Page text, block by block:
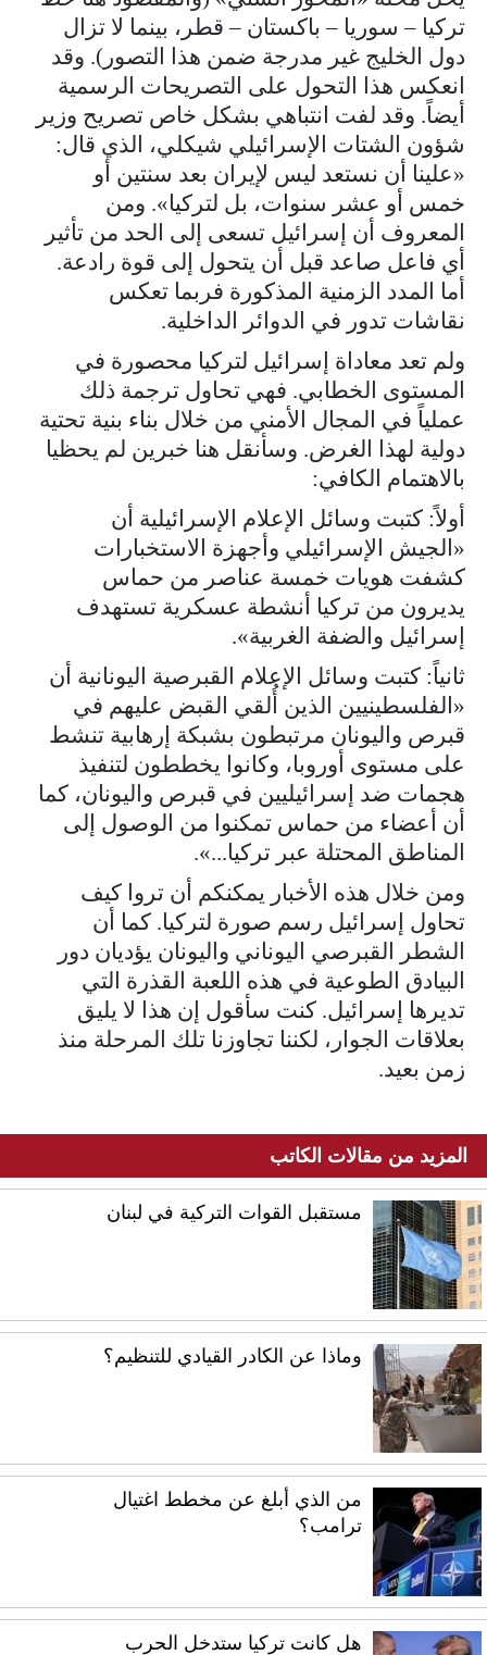
تركيا – سوريا – باكستان – قطر، بينما لا تزال
دول الخليج غير مدرجة ضمن هذا التصور). وقد
انعكس هذا التحول على التصريحات الرسمية
أيضاً. وقد لفت انتباهي بشكل خاص تصريح وزير
شؤون الشتات الإسرائيلي شيكلي، الذي قال:
«علينا أن نستعد ليس لإيران بعد سنتين أو
خمس أو عشر سنوات، بل لتركيا». ومن
المعروف أن إسرائيل تسعى إلى الحد من تأثير
أي فاعل صاعد قبل أن يتحول إلى قوة رادعة.
أما المدد الزمنية المذكورة فربما تعكس
نقاشات تدور في الدوائر الداخلية.
ولم تعد معاداة إسرائيل لتركيا محصورة في
المستوى الخطابي. فهي تحاول ترجمة ذلك
عملياً في المجال الأمني من خلال بناء بنية تحتية
دولية لهذا الغرض. وسأنقل هنا خبرين لم يحظيا
بالاهتمام الكافي:
أولاً: كتبت وسائل الإعلام الإسرائيلية أن
«الجيش الإسرائيلي وأجهزة الاستخبارات
كشفت هويات خمسة عناصر من حماس
يديرون من تركيا أنشطة عسكرية تستهدف
إسرائيل والضفة الغربية».
ثانياً: كتبت وسائل الإعلام القبرصية اليونانية أن
«الفلسطينيين الذين أُلقي القبض عليهم في
قبرص واليونان مرتبطون بشبكة إرهابية تنشط
على مستوى أوروبا، وكانوا يخططون لتنفيذ
هجمات ضد إسرائيليين في قبرص واليونان، كما
أن أعضاء من حماس تمكنوا من الوصول إلى
المناطق المحتلة عبر تركيا...».
ومن خلال هذه الأخبار يمكنكم أن تروا كيف
تحاول إسرائيل رسم صورة لتركيا. كما أن
الشطر القبرصي اليوناني واليونان يؤديان دور
البيادق الطوعية في هذه اللعبة القذرة التي
تديرها إسرائيل. كنت سأقول إن هذا لا يليق
بعلاقات الجوار، لكننا تجاوزنا تلك المرحلة منذ
زمن بعيد.
المزيد من مقالات الكاتب
مستقبل القوات التركية في لبنان
وماذا عن الكادر القيادي للتنظيم؟
من الذي أبلغ عن مخطط اغتيال
ترامب؟
هل كانت تركيا ستدخل الحرب